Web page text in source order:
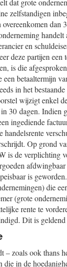
dat grote
zelfstandigen
dan
en
deze partijen een
is die
een betaaltermijn
in het
wijzigt enkel
30 dagen. Indien
ingediende
handelsrente
Op grond
is de verplichting
is
die
(grote
rente te
Dit is
– zoals ook thans
die in de